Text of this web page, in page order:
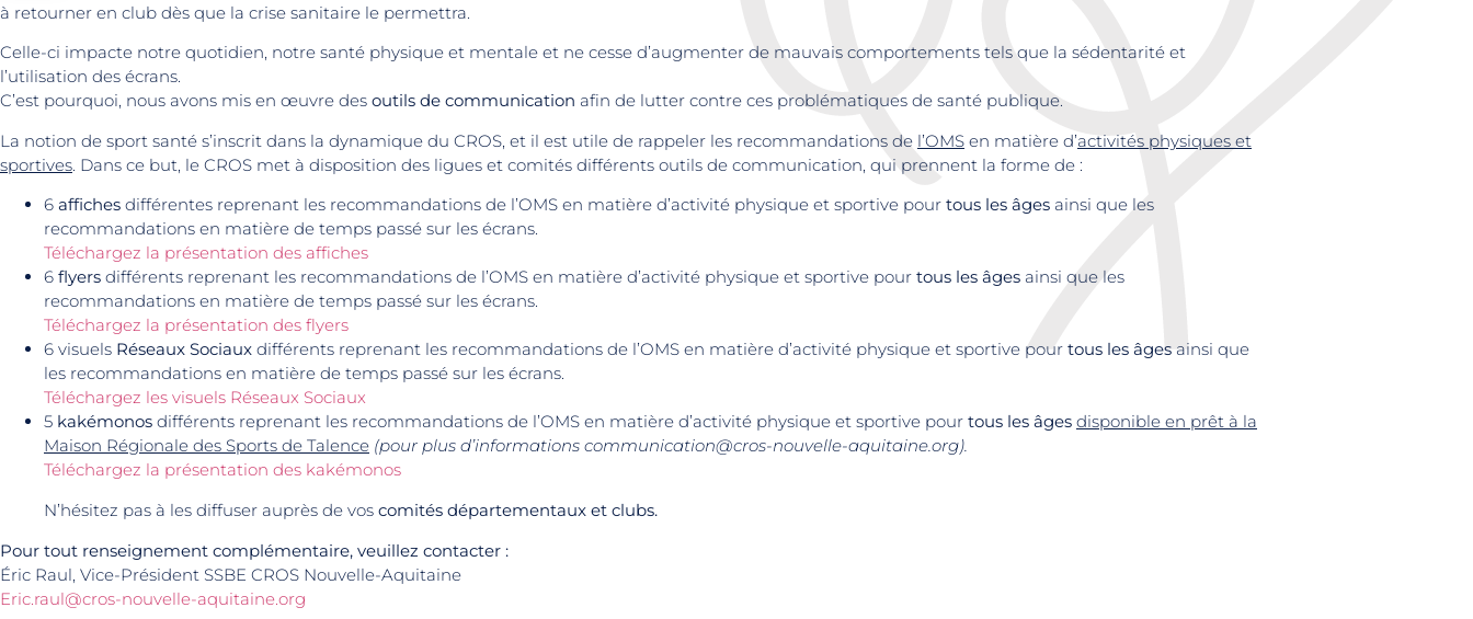
à retourner en club dès que la crise sanitaire le permettra.
Celle-ci impacte notre quotidien, notre santé physique et mentale et ne cesse d’augmenter de mauvais comportements tels que la sédentarité et
l’utilisation des écrans.
C’est pourquoi, nous avons mis en œuvre des outils de communication afin de lutter contre ces problématiques de santé publique.
La notion de sport santé s’inscrit dans la dynamique du CROS, et il est utile de rappeler les recommandations de l’OMS en matière d’activités physiques et
sportives. Dans ce but, le CROS met à disposition des ligues et comités différents outils de communication, qui prennent la forme de :
6 affiches différentes reprenant les recommandations de l’OMS en matière d’activité physique et sportive pour tous les âges ainsi que les
recommandations en matière de temps passé sur les écrans.
Téléchargez la présentation des affiches
6 flyers différents reprenant les recommandations de l’OMS en matière d’activité physique et sportive pour tous les âges ainsi que les
recommandations en matière de temps passé sur les écrans.
Téléchargez la présentation des flyers
6 visuels Réseaux Sociaux différents reprenant les recommandations de l’OMS en matière d’activité physique et sportive pour tous les âges ainsi que
les recommandations en matière de temps passé sur les écrans.
Téléchargez les visuels Réseaux Sociaux
5 kakémonos différents reprenant les recommandations de l’OMS en matière d’activité physique et sportive pour tous les âges disponible en prêt à la
Maison Régionale des Sports de Talence (pour plus d’informations communication@cros-nouvelle-aquitaine.org).
Téléchargez la présentation des kakémonos
N’hésitez pas à les diffuser auprès de vos comités départementaux et clubs.
Pour tout renseignement complémentaire, veuillez contacter :
Éric Raul, Vice-Président SSBE CROS Nouvelle-Aquitaine
Eric.raul@cros-nouvelle-aquitaine.org